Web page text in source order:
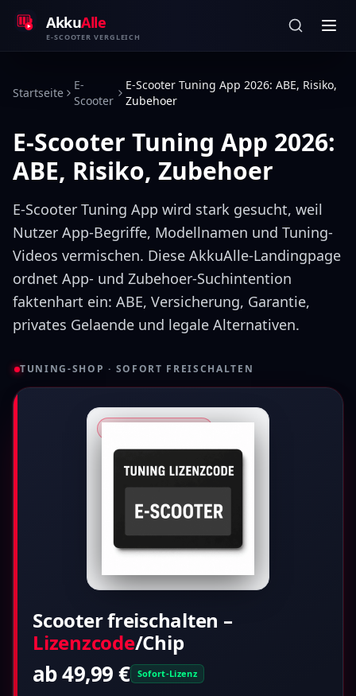
AkkuAlle
E-SCOOTER VERGLEICH
Startseite
E-
Scooter
E-Scooter Tuning App 2026: ABE, Risiko,
Zubehoer
E-Scooter Tuning App 2026:
ABE, Risiko, Zubehoer
E-Scooter Tuning App wird stark gesucht, weil
Nutzer App-Begriffe, Modellnamen und Tuning-
Videos vermischen. Diese AkkuAlle-Landingpage
ordnet App- und Zubehoer-Suchintention
faktenhart ein: ABE, Versicherung, Garantie,
privates Gelaende und legale Alternativen.
TUNING-SHOP · SOFORT FREISCHALTEN
Scooter freischalten –
Lizenzcode/Chip
ab 49,99 € Sofort-Lizenz